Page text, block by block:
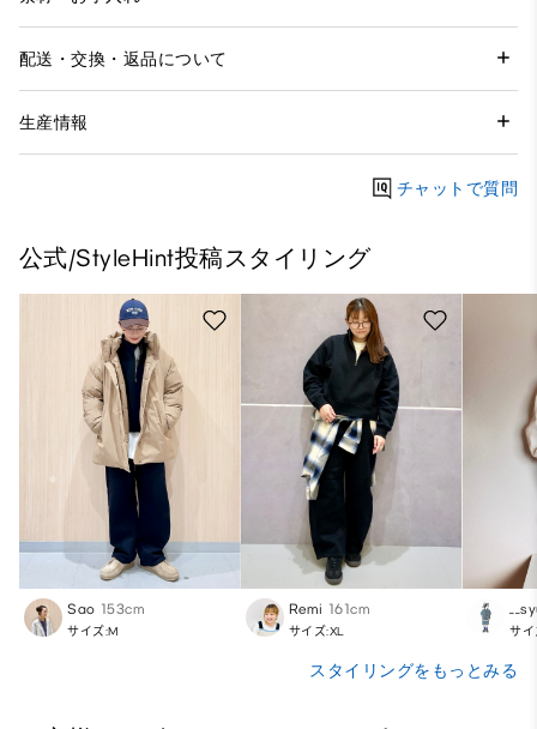
配送・交換・返品について
生産情報
チャットで質問
公式/StyleHint投稿スタイリング
Sao 153cm
サイズ:M
Remi 161cm
サイズ:XL サ
スタイリングをもっとみる